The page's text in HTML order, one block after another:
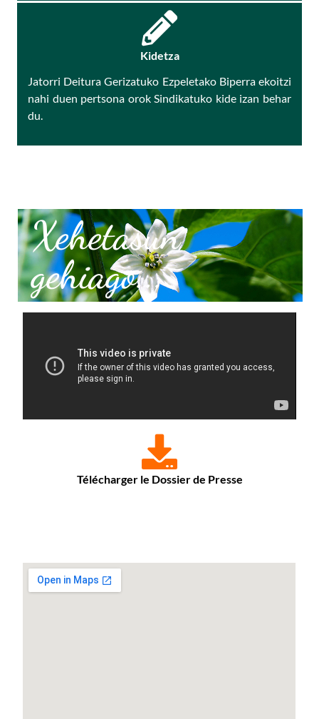
Kidetza
Jatorri Deitura Gerizatuko Ezpeletako Biperra ekoitzi
nahi duen pertsona orok Sindikatuko kide izan behar
du.
Xehetasun
gehiago...
Télécharger le Dossier de Presse